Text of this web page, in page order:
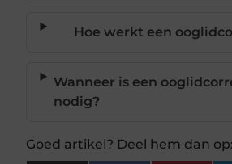
Hoe werkt een
Wanneer is een
nodig?
Goed artikel? Deel hem dan op: